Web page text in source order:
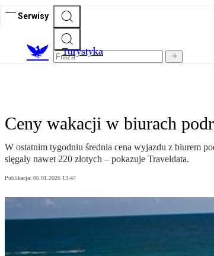
Serwisy
Turystyka
Ceny wakacji w biurach
W ostatnim tygodniu średnia cena wyjazdu z biurem
sięgały nawet 220 złotych – pokazuje Traveldata.
Publikacja: 06.01.2026 13:47